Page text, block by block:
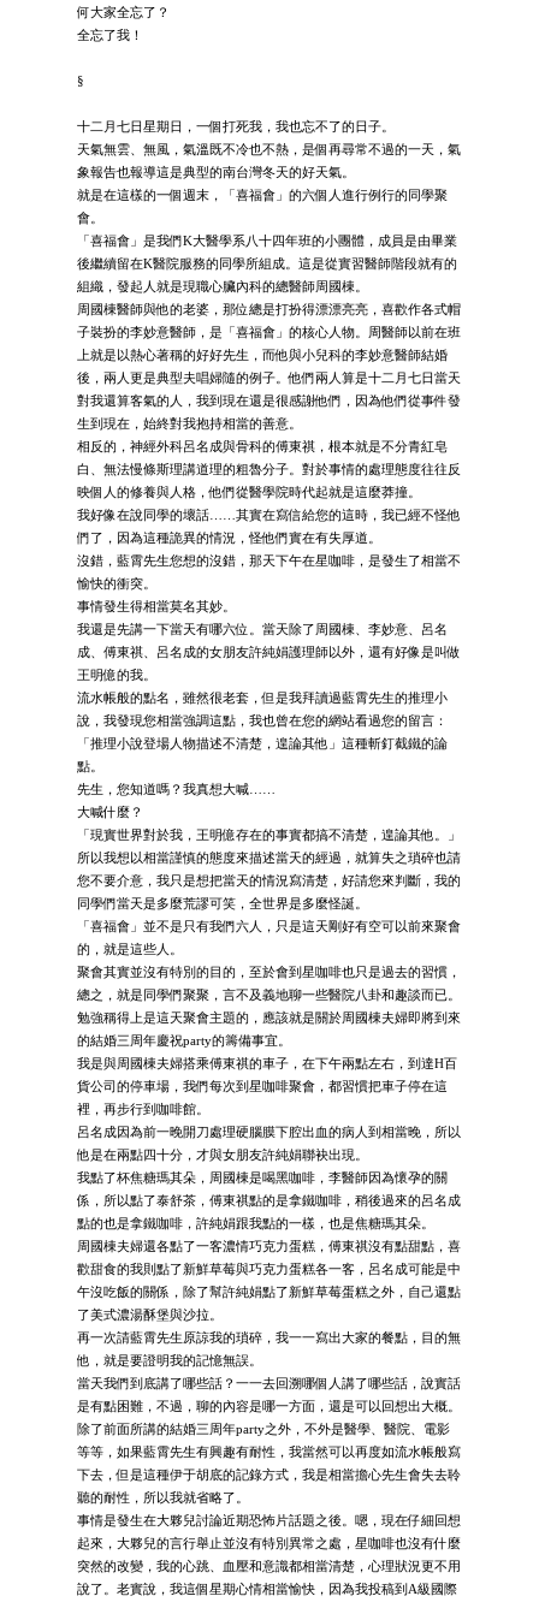
何大家全忘了？
全忘了我！
§
十二月七日星期日，一個打死我，我也忘不了的日子。
天氣無雲、無風，氣溫既不冷也不熱，是個再尋常不過的一天，氣
象報告也報導這是典型的南台灣冬天的好天氣。
就是在這樣的一個週末，「喜福會」的六個人進行例行的同學聚
會。
「喜福會」是我們K大醫學系八十四年班的小團體，成員是由畢業
後繼續留在K醫院服務的同學所組成。這是從實習醫師階段就有的
組織，發起人就是現職心臟內科的總醫師周國棟。
周國棟醫師與他的老婆，那位總是打扮得漂漂亮亮，喜歡作各式帽
子裝扮的李妙意醫師，是「喜福會」的核心人物。周醫師以前在班
上就是以熱心著稱的好好先生，而他與小兒科的李妙意醫師結婚
後，兩人更是典型夫唱婦隨的例子。他們兩人算是十二月七日當天
對我還算客氣的人，我到現在還是很感謝他們，因為他們從事件發
生到現在，始終對我抱持相當的善意。
相反的，神經外科呂名成與骨科的傅東祺，根本就是不分青紅皂
白、無法慢條斯理講道理的粗魯分子。對於事情的處理態度往往反
映個人的修養與人格，他們從醫學院時代起就是這麼莽撞。
我好像在說同學的壞話……其實在寫信給您的這時，我已經不怪他
們了，因為這種詭異的情況，怪他們實在有失厚道。
沒錯，藍霄先生您想的沒錯，那天下午在星咖啡，是發生了相當不
愉快的衝突。
事情發生得相當莫名其妙。
我還是先講一下當天有哪六位。當天除了周國棟、李妙意、呂名
成、傅東祺、呂名成的女朋友許純娟護理師以外，還有好像是叫做
王明億的我。
流水帳般的點名，雖然很老套，但是我拜讀過藍霄先生的推理小
說，我發現您相當強調這點，我也曾在您的網站看過您的留言：
「推理小說登場人物描述不清楚，遑論其他」這種斬釘截鐵的論
點。
先生，您知道嗎？我真想大喊……
大喊什麼？
「現實世界對於我，王明億存在的事實都搞不清楚，遑論其他。」
所以我想以相當謹慎的態度來描述當天的經過，就算失之瑣碎也請
您不要介意，我只是想把當天的情況寫清楚，好請您來判斷，我的
同學們當天是多麼荒謬可笑，全世界是多麼怪誕。
「喜福會」並不是只有我們六人，只是這天剛好有空可以前來聚會
的，就是這些人。
聚會其實並沒有特別的目的，至於會到星咖啡也只是過去的習慣，
總之，就是同學們聚聚，言不及義地聊一些醫院八卦和趣談而已。
勉強稱得上是這天聚會主題的，應該就是關於周國棟夫婦即將到來
的結婚三周年慶祝party的籌備事宜。
我是與周國棟夫婦搭乘傅東祺的車子，在下午兩點左右，到達H百
貨公司的停車場，我們每次到星咖啡聚會，都習慣把車子停在這
裡，再步行到咖啡館。
呂名成因為前一晚開刀處理硬腦膜下腔出血的病人到相當晚，所以
他是在兩點四十分，才與女朋友許純娟聯袂出現。
我點了杯焦糖瑪其朵，周國棟是喝黑咖啡，李醫師因為懷孕的關
係，所以點了泰舒茶，傅東祺點的是拿鐵咖啡，稍後過來的呂名成
點的也是拿鐵咖啡，許純娟跟我點的一樣，也是焦糖瑪其朵。
周國棟夫婦還各點了一客濃情巧克力蛋糕，傅東祺沒有點甜點，喜
歡甜食的我則點了新鮮草莓與巧克力蛋糕各一客，呂名成可能是中
午沒吃飯的關係，除了幫許純娟點了新鮮草莓蛋糕之外，自己還點
了美式濃湯酥堡與沙拉。
再一次請藍霄先生原諒我的瑣碎，我一一寫出大家的餐點，目的無
他，就是要證明我的記憶無誤。
當天我們到底講了哪些話？一一去回溯哪個人講了哪些話，說實話
是有點困難，不過，聊的內容是哪一方面，還是可以回想出大概。
除了前面所講的結婚三周年party之外，不外是醫學、醫院、電影
等等，如果藍霄先生有興趣有耐性，我當然可以再度如流水帳般寫
下去，但是這種伊于胡底的記錄方式，我是相當擔心先生會失去聆
聽的耐性，所以我就省略了。
事情是發生在大夥兒討論近期恐怖片話題之後。嗯，現在仔細回想
起來，大夥兒的言行舉止並沒有特別異常之處，星咖啡也沒有什麼
突然的改變，我的心跳、血壓和意識都相當清楚，心理狀況更不用
說了。老實說，我這個星期心情相當愉快，因為我投稿到A級國際